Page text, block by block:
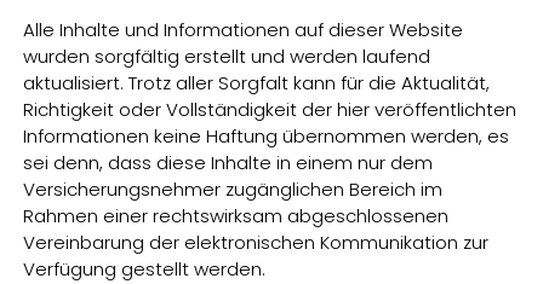
Alle Inhalte und Informationen auf dieser Website
wurden sorgfältig erstellt und werden laufend
aktualisiert. Trotz aller Sorgfalt kann für die Aktualität,
Richtigkeit oder Vollständigkeit der hier veröffentlichten
Informationen keine Haftung übernommen werden, es
sei denn, dass diese Inhalte in einem nur dem
Versicherungsnehmer zugänglichen Bereich im
Rahmen einer rechtswirksam abgeschlossenen
Vereinbarung der elektronischen Kommunikation zur
Verfügung gestellt werden.